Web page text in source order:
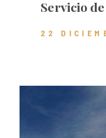
Servicio
22